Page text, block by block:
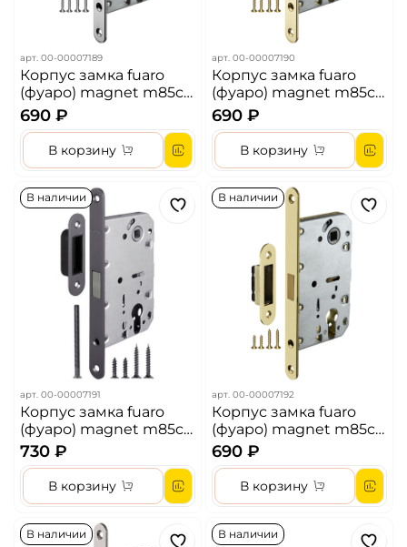
арт. 00-00007189
Корпус замка fuaro
(фуаро) magnet m85c-
50 cp хром
690 ₽
В корзину
арт. 00-00007190
Корпус замка fuaro
(фуаро) magnet m85c-
50 gp латунь
690 ₽
В корзину
В наличии
арт. 00-00007191
Корпус замка fuaro
(фуаро) magnet m85c-
50 gr
730 ₽
В корзину
В наличии
арт. 00-00007192
Корпус замка fuaro
(фуаро) magnet m85c-
50 sg матовое золото
690 ₽
В корзину
В наличии В наличии